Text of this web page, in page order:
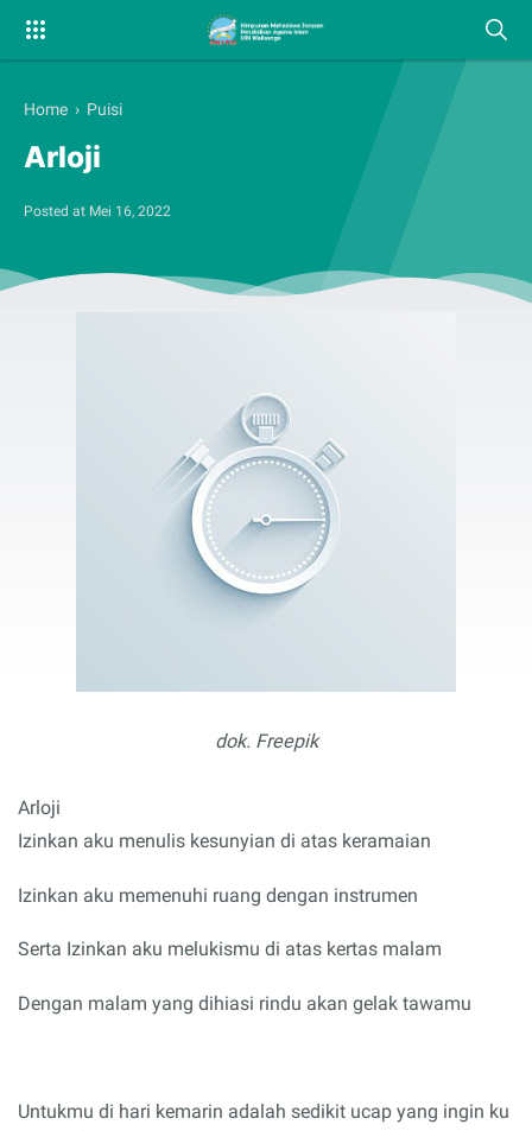
Home › Puisi
Arloji
Posted at Mei 16, 2022
dok. Freepik
Arloji
Izinkan aku menulis kesunyian di atas keramaian
Izinkan aku memenuhi ruang dengan instrumen
Serta Izinkan aku melukismu di atas kertas malam
Dengan malam yang dihiasi rindu akan gelak tawamu
Untukmu di hari kemarin adalah sedikit ucap yang ingin ku